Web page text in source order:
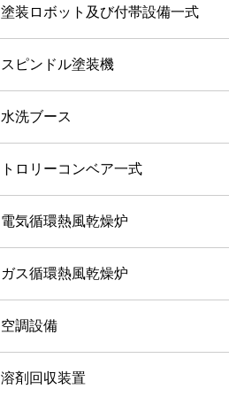
塗装ロボット及び付帯設備一式
スピンドル塗装機
水洗ブース
トロリーコンベア一式
電気循環熱風乾燥炉
ガス循環熱風乾燥炉
空調設備
溶剤回収装置